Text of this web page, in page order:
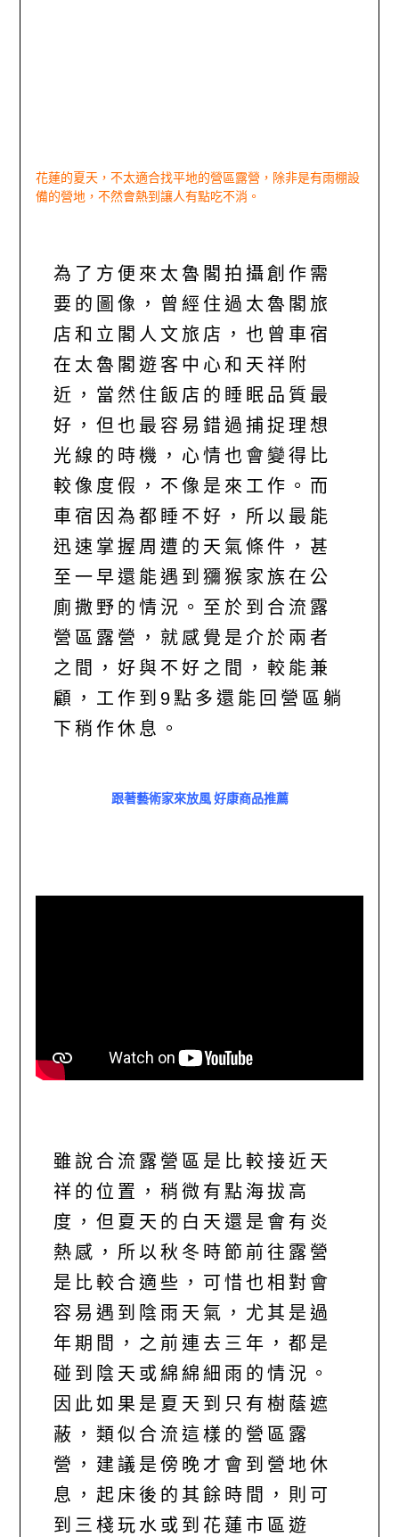
花蓮的夏天，不太適合找平地的營區露營，除非是有雨棚設
備的營地，不然會熱到讓人有點吃不消。
為了方便來太魯閣拍攝創作需
要的圖像，曾經住過太魯閣旅
店和立閣人文旅店，也曾車宿
在太魯閣遊客中心和天祥附
近，當然住飯店的睡眠品質最
好，但也最容易錯過捕捉理想
光線的時機，心情也會變得比
較像度假，不像是來工作。而
車宿因為都睡不好，所以最能
迅速掌握周遭的天氣條件，甚
至一早還能遇到獼猴家族在公
廁撒野的情況。至於到合流露
營區露營，就感覺是介於兩者
之間，好與不好之間，較能兼
顧，工作到9點多還能回營區躺
下稍作休息。
跟著藝術家來放風 好康商品推薦
雖說合流露營區是比較接近天
祥的位置，稍微有點海拔高
度，但夏天的白天還是會有炎
熱感，所以秋冬時節前往露營
是比較合適些，可惜也相對會
容易遇到陰雨天氣，尤其是過
年期間，之前連去三年，都是
碰到陰天或綿綿細雨的情況。
因此如果是夏天到只有樹蔭遮
蔽，類似合流這樣的營區露
營，建議是傍晚才會到營地休
息，起床後的其餘時間，則可
到三棧玩水或到花蓮市區遊